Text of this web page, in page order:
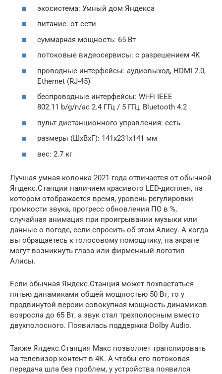
экосистема: Умный дом Яндекса
питание: от сети
суммарная мощность: 65 Вт
потоковые видеосервисы: с разрешением 4K
проводные интерфейсы: аудиовыход, HDMI 2.0,
Ethernet (RJ-45)
беспроводные интерфейсы: Wi-Fi IEEE
802.11 b/g/n/ac 2.4 ГГц / 5 ГГц, Bluetooth 4.2
пульт дистанционного управления: есть
размеры (ШxВxГ): 141x231x141 мм
вес: 2.7 кг
Лучшая умная колонка 2021 года отличается от обычной
Яндекс.Станции наличием красивого LED-дисплея, на
котором отображается время, уровень регулировки
громкости звука, прогресс обновления ПО в %,
случайная анимация при проигрывании музыки или
данные о погоде, если спросить об этом Алису. А когда
вы обращаетесь к голосовому помощнику, на экране
могут возникнуть глаза или фирменный логотип
Алисы.
Если обычная Яндекс.Станция может похвастаться
пятью динамиками общей мощностью 50 Вт, то у
продвинутой версии совокупная мощность динамиков
возросла до 65 Вт, а звук стал трехполосным вместо
двухполосного. Появилась поддержка Dolby Audio.
Также Яндекс.Станция Макс позволяет транслировать
на телевизор контент в 4К. А чтобы его потоковая
передача шла без проблем, у устройства появился